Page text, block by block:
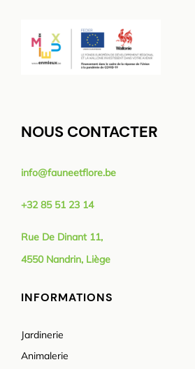
NOUS CONTACTER
info@fauneetflore.be
+32 85 51 23 14
Rue De Dinant 11,
4550 Nandrin, Liège
INFORMATIONS
Jardinerie
Animalerie